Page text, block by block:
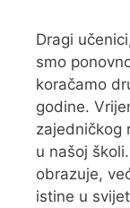
Dragi
smo
koračamo
godine.
zajedničkog
u našoj
obrazuje,
istine u